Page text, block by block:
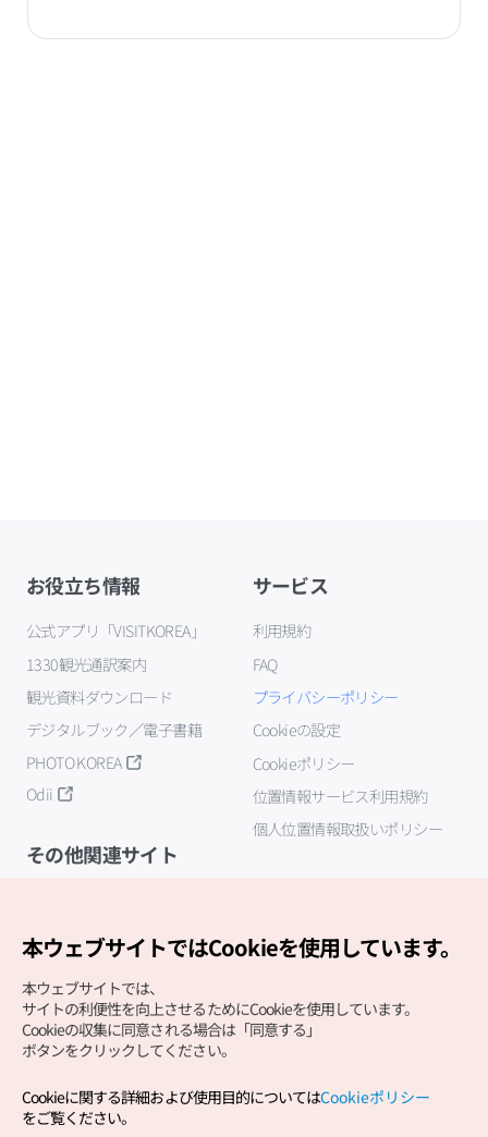
お役立ち情報
公式アプリ「VISITKOREA」
1330観光通訳案内
観光資料ダウンロード
デジタルブック／電子書籍
PHOTO KOREA
Odii
サービス
利用規約
FAQ
プライバシーポリシー
Cookieの設定
Cookieポリシー
位置情報サービス利用規約
個人位置情報取扱いポリシー
その他関連サイト
Copyright (c) Korea Tourism Organization All Rights
本ウェブサイトではCookieを使用しています。
本ウェブサイトでは、
サイトの利便性を向上させるためにCookieを使用しています。
Cookieの収集に同意される場合は「同意する」
ボタンをクリックしてください。
Cookieに関する詳細および使用目的についてはCookieポリシー
をご覧ください。